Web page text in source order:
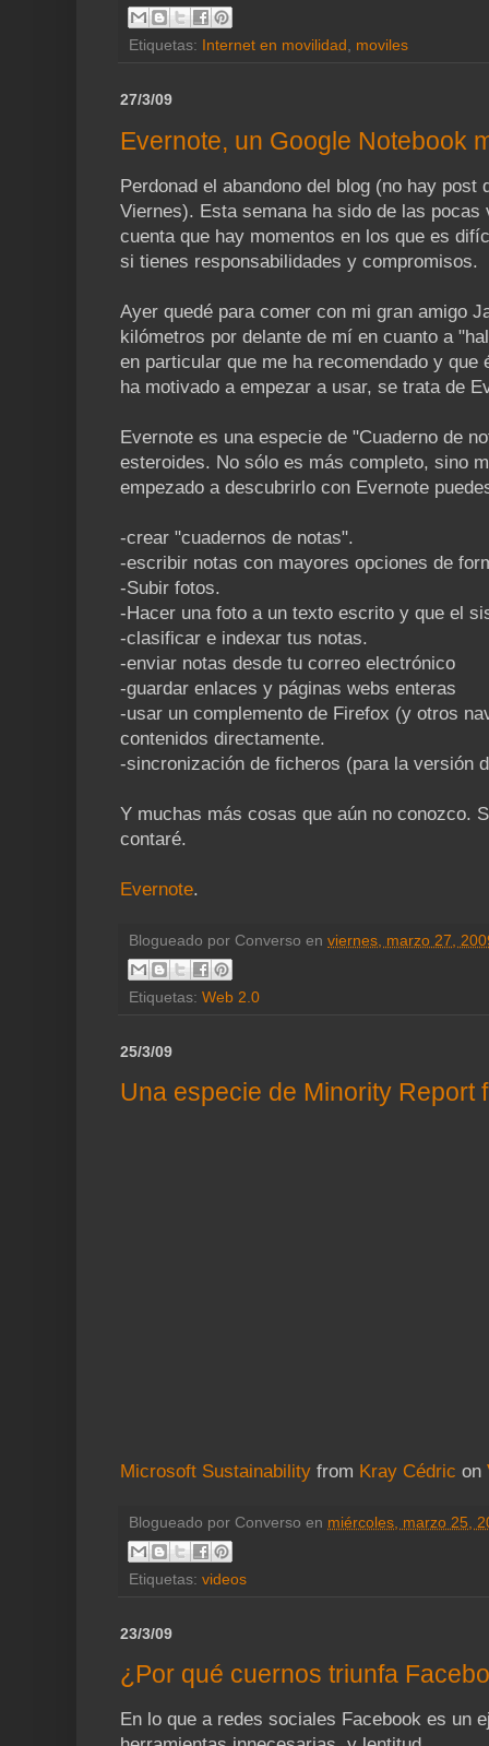
Etiquetas: Internet en movilidad , moviles
27/3/09
Evernote, un Google Notebook
Perdonad el abandono del blog (no hay
Viernes). Esta semana ha sido de las pocas
cuenta que hay momentos en los que es
si tienes responsabilidades y compromisos.
Ayer quedé para comer con mi gran amigo
kilómetros por delante de mí en cuanto a
en particular que me ha recomendado y que
ha motivado a empezar a usar, se trata de
Evernote es una especie de "Cuaderno de
esteroides. No sólo es más completo, sino
empezado a descubrirlo con Evernote
-crear "cuadernos de notas".
-escribir notas con mayores opciones de
-Subir fotos.
-Hacer una foto a un texto escrito y que el
-clasificar e indexar tus notas.
-enviar notas desde tu correo electrónico
-guardar enlaces y páginas webs enteras
-usar un complemento de Firefox (y otros
contenidos directamente.
-sincronización de ficheros (para la versión
Y muchas más cosas que aún no conozco.
contaré.
Evernote.
Blogueado por Converso en viernes, marzo 27,
Etiquetas: Web 2.0
25/3/09
Una especie de Minority Report
Microsoft Sustainability from Kray Cédric on
Blogueado por Converso en miércoles, marzo 25,
Etiquetas: videos
23/3/09
¿Por qué cuernos triunfa
En lo que a redes sociales Facebook es un